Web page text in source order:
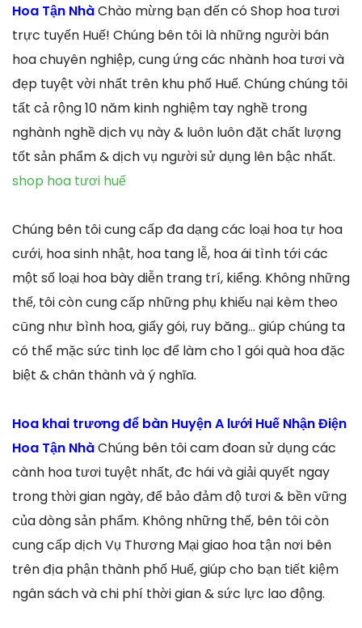
Hoa Tận NhàChào mừng bạn đến có Shop hoa tươi
trực tuyến Huế! Chúng bên tôi là những người bán
hoa chuyên nghiệp, cung ứng các nhành hoa tươi và
đẹp tuyệt vời nhất trên khu phố Huế. Chúng chúng tôi
tất cả rộng 10 năm kinh nghiệm tay nghề trong
nghành nghề dịch vụ này & luôn luôn đặt chất lượng
tốt sản phẩm & dịch vụ người sử dụng lên bậc nhất.
shop hoa tươi huế
Chúng bên tôi cung cấp đa dạng các loại hoa tự hoa
cưới, hoa sinh nhật, hoa tang lễ, hoa ái tình tới các
một số loại hoa bày diễn trang trí, kiểng. Không những
thế, tôi còn cung cấp những phụ khiếu nại kèm theo
cũng như bình hoa, giấy gói, ruy băng… giúp chúng ta
có thể mặc sức tinh lọc để làm cho 1 gói quà hoa đặc
biệt & chân thành và ý nghĩa.
Hoa khai trương để bàn Huyện A lưới Huế Nhận Điện
Hoa Tận NhàChúng bên tôi cam đoan sử dụng các
cành hoa tươi tuyệt nhất, đc hái và giải quyết ngay
trong thời gian ngày, để bảo đảm độ tươi & bền vững
của dòng sản phẩm. Không những thế, bên tôi còn
cung cấp dịch Vụ Thương Mại giao hoa tận nơi bên
trên địa phận thành phố Huế, giúp cho bạn tiết kiệm
ngân sách và chi phí thời gian & sức lực lao động.